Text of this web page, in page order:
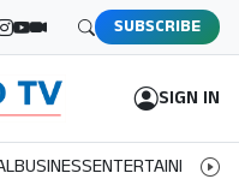
SUBSCRIBE
SIGN IN
BUSINESSENTERTAINMENT